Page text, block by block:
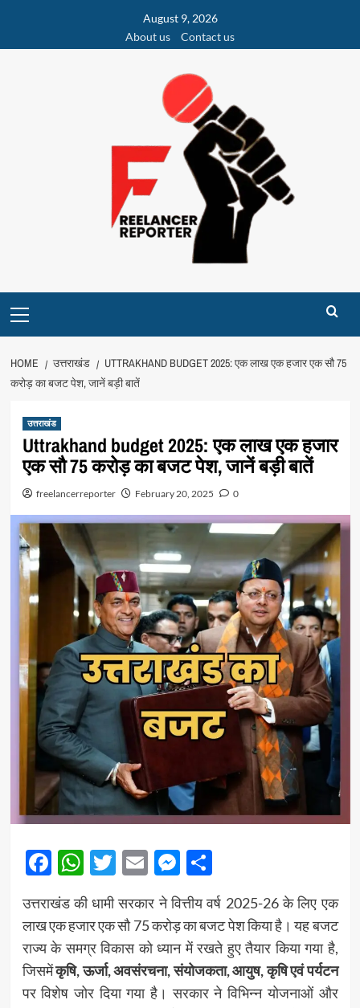
content
August 9, 2026
About us
Contact us
Menu
HOME उत्तराखंड
UTTRAKHAND BUDGET 2025: एक लाख एक हजार एक सौ 75
करोड़ का बजट पेश, जानें बड़ी बातें
उत्तराखंड
Uttrakhand budget 2025: एक लाख एक हजार
एक सौ 75 करोड़ का बजट पेश, जानें बड़ी बातें
freelancerreporter February 20, 2025 0
Facebook
WhatsApp
Twitter
EmailMessenger
Share
उत्तराखंड की धामी सरकार ने वित्तीय वर्ष 2025-26 के लिए एक
लाख एक हजार एक सौ 75 करोड़ का बजट पेश किया है। यह बजट
राज्य के समग्र विकास को ध्यान में रखते हुए तैयार किया गया है,
जिसमेंकृषि, ऊर्जा, अवसंरचना, संयोजकता, आयुष, कृषि एवं पर्यटन
पर विशेष जोर दिया गया है। सरकार ने विभिन्न योजनाओं और